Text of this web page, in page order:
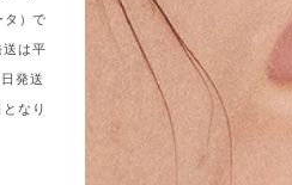
）で
送は平
発送
なり